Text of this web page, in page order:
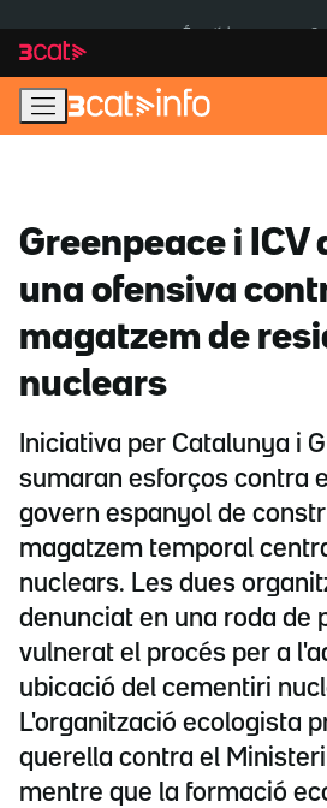
navegació
principal
contingut
Greenpeace i ICV
una ofensiva
magatzem de
nuclears
Iniciativa per Catalunya i
sumaran esforços contra
govern espanyol de
magatzem temporal
nuclears. Les dues
denunciat en una roda de
vulnerat el procés per a
ubicació del cementiri
L'organització ecologista
querella contra el
mentre que la formació